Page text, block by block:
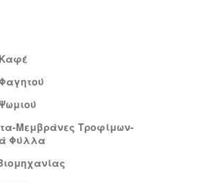
Μεμβράνες Τροφίμων-
Φύλλα